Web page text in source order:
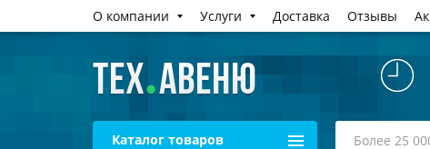
О компании Услуги Доставка Отзывы
Каталог товаров